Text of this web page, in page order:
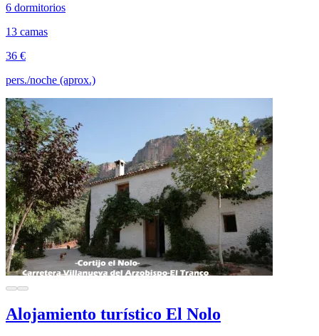
6 dormitorios
13 camas
36 €
pers./noche (aprox.)
Alojamiento turístico El Nolo